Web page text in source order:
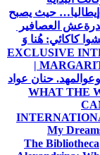
إيطاليا… حيث يصبح
عش العصافير
کاکائي: هُنا وَ
EXCLUSIVE
|
د. حنان عواد
WHAT THE
My
The Bibliotheca